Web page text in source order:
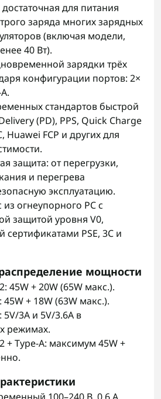
для питания
заряда многих зарядных
(включая модели,
40 Вт).
зарядки трёх
конфигурации портов: 2×
стандартов быстрой
(PD), PPS, Quick Charge
Huawei FCP и других для
защита: от перегрузки,
и перегрева
эксплуатацию.
огнеупорного PC с
защитой уровня V0,
PSE, 3C и
мощности
45W + 20W (65W макс.).
45W + 18W (63W макс.).
5V/3A и 5V/3.6A в
режимах.
+ Type-A: максимум 45W +